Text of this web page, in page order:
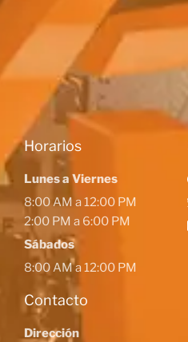
Horarios
Lunes a Viernes
8:00 AM a 12:00 PM
2:00 PM a 6:00 PM
Sábados
8:00 AM a 12:00 PM
Contacto
Dirección